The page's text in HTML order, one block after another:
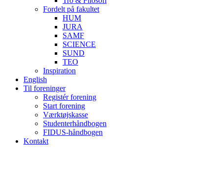
Fordelt på fakultet
HUM
JURA
SAMF
SCIENCE
SUND
TEO
Inspiration
English
Til foreninger
Registér forening
Start forening
Værktøjskasse
Studenterhåndbogen
FIDUS-håndbogen
Kontakt